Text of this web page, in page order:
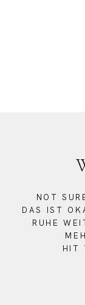
NOT
DAS IST
RUHE
HIT